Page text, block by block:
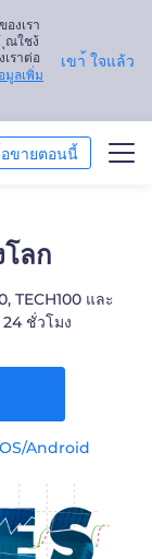
งเรา
ณใชง้
ราต่อ
มูลเพิ่ม
เขา้ ใจแล้ว
ขายตอนนี้
ลก
TECH100 และ
ชั่วโมง
Android